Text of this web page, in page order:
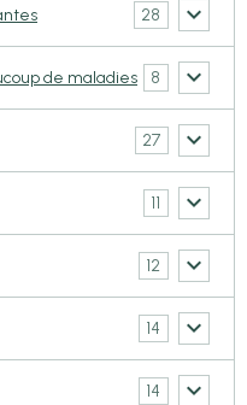
28
de maladies 8
27
11
12
14
14